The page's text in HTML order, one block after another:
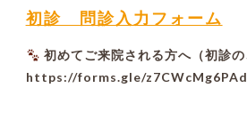
初診 問診入力フォーム
初めてご来院される方へ（初診
https://forms.gle/